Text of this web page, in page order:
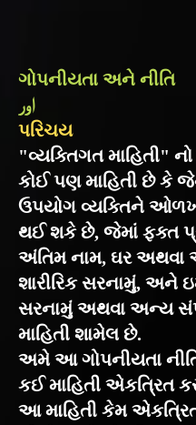
ગોપનીયતા અને નીતિ
اور
પરિચય
"વ્યક્તિગત માહિતી"
કોઈ પણ માહિતી છે કે
ઉપયોગ વ્યક્તિને
થઈ શકે છે, જેમાં ફક્ત
અંતિમ નામ, ઘર અથવા
શારીરિક સરનામું, અને
સરનામું અથવા અન્ય
માહિતી શામેલ છે.
અમે આ ગોપનીયતા
કઈ માહિતી એકત્રિત
આ માહિતી કેમ